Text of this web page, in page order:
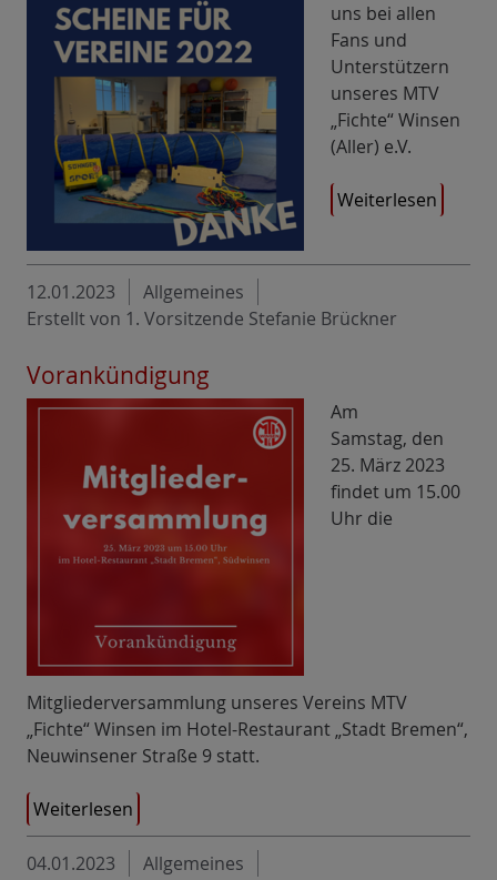
uns bei allen
Fans und
Unterstützern
unseres MTV
„Fichte“ Winsen
(Aller) e.V.
Weiterlesen
12.01.2023
Allgemeines
Erstellt von 1. Vorsitzende Stefanie Brückner
Vorankündigung
Am
Samstag, den
25. März 2023
findet um 15.00
Uhr die
Mitgliederversammlung unseres Vereins MTV
„Fichte“ Winsen im Hotel-Restaurant „Stadt Bremen“,
Neuwinsener Straße 9 statt.
Weiterlesen
04.01.2023
Allgemeines